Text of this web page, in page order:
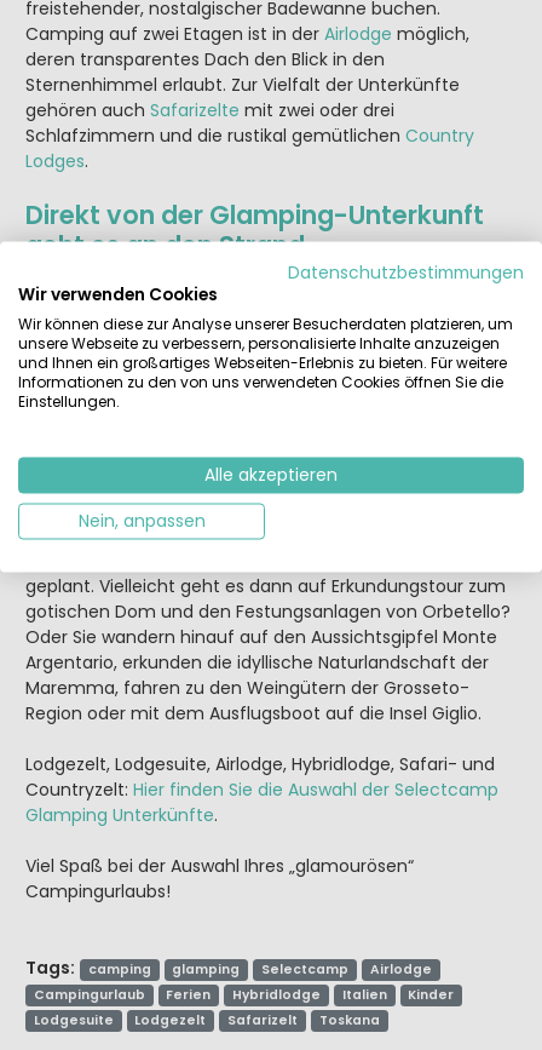
freistehender, nostalgischer Badewanne buchen.
Camping auf zwei Etagen ist in der Airlodge möglich,
deren transparentes Dach den Blick in den
Sternenhimmel erlaubt. Zur Vielfalt der Unterkünfte
gehören auch Safarizelte mit zwei oder drei
Schlafzimmern und die rustikal gemütlichen Country
Lodges.
Direkt von der Glamping-Unterkunft
geht es an den Strand
Ein Camping- und Glampingtag beginnt gut erholt mit
einem Frühstück auf der Terrasse. Danach geht es direkt
an den weitläufigen Sandstrand, der nur rund 70 Meter
von den Campingunterkünften entfernt ist. Oder die
Kinder erobern das Erlebnisschwimmbad, während die
Eltern einige Bahnen im Semi-Olympiapool schwimmen
Urlauber auf der Veranda ihres Glampingzeltes, oder die
Feriendorfgemeinde trifft sich in Pizzeria und im
Ristorante auf der Piazza des Campingplatzes. Bei
toskanischen Spezialitäten, Cappuccino, Eis und
geplant. Vielleicht geht es dann auf Erkundungstour zum
gotischen Dom und den Festungsanlagen von Orbetello?
Oder Sie wandern hinauf auf den Aussichtsgipfel Monte
Argentario, erkunden die idyllische Naturlandschaft der
Maremma, fahren zu den Weingütern der Grosseto-
Region oder mit dem Ausflugsboot auf die Insel Giglio.
Lodgezelt, Lodgesuite, Airlodge, Hybridlodge, Safari- und
Countryzelt: Hier finden Sie die Auswahl der Selectcamp
Glamping Unterkünfte.
Viel Spaß bei der Auswahl Ihres „glamourösen“
Campingurlaubs!
Tags: camping glamping Selectcamp
Airlodge
Campingurlaub
Ferien Hybridlodge Italien
Kinder
Lodgesuite
Lodgezelt Safarizelt Toskana
Datenschutzbestimmungen
Wir verwenden Cookies
Wir können diese zur Analyse unserer Besucherdaten platzieren, um
unsere Webseite zu verbessern, personalisierte Inhalte anzuzeigen
und Ihnen ein großartiges Webseiten-Erlebnis zu bieten. Für weitere
Informationen zu den von uns verwendeten Cookies öffnen Sie die
Einstellungen.
Alle akzeptieren
Nein, anpassen